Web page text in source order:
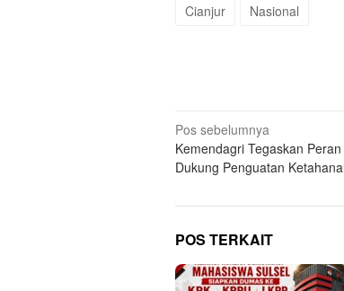
Cianjur Nasional
Navigasi
pos
Pos sebelumnya
Kemendagri Tegaskan
Dukung Penguatan
POS TERKAIT